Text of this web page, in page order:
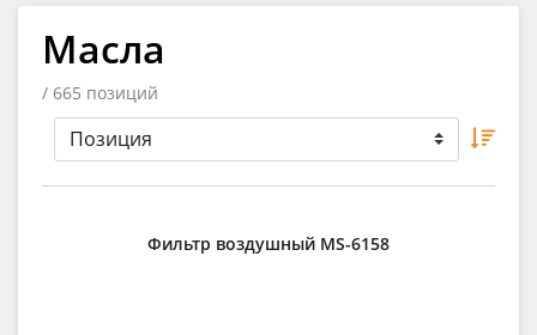
Масла
/ 665 позиций
Фильтр воздушный MS-6158